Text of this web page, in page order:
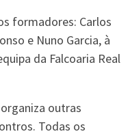
formadores: Carlos
e Nuno Garcia, à
da Falcoaria Real
outras
Todas os